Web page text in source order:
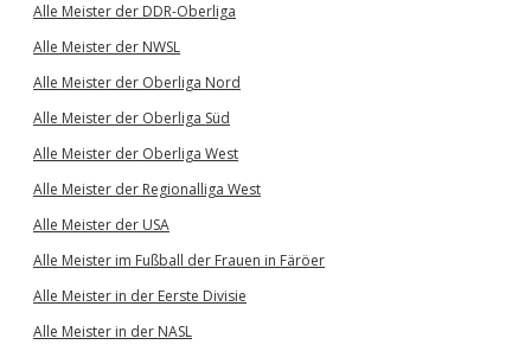
Alle Meister der DDR-Oberliga
Alle Meister der NWSL
Alle Meister der Oberliga Nord
Alle Meister der Oberliga Süd
Alle Meister der Oberliga West
Alle Meister der Regionalliga West
Alle Meister der USA
Alle Meister im Fußball der Frauen in Färöer
Alle Meister in der Eerste Divisie
Alle Meister in der NASL